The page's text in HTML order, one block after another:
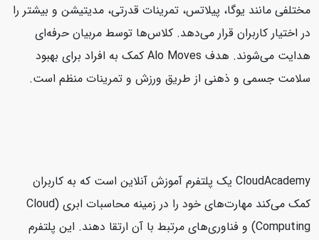
مختلفی مانند یوگا، پیلاتس، تمرینات قدرتی، مدیتیشن و بیشتر را
در اختیار کاربران قرار می‌دهد. کلاس‌ها توسط مربیان حرفه‌ای
هدایت می‌شوند. هدف Alo Moves کمک به افراد برای بهبود
سلامت جسمی و ذهنی از طریق ورزش و تمرینات منظم است.
CloudAcademy یک پلتفرم آموزش آنلاین است که به کاربران
کمک می‌کند مهارت‌های خود را در زمینه محاسبات ابری (Cloud
Computing) و فناوری‌های مرتبط با آن ارتقا دهند. این پلتفرم